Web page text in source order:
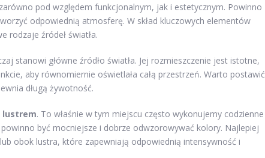
pod względem funkcjonalnym, jak i estetycznym. Powinno
odpowiednią atmosferę. W skład kluczowych elementów
rodzaje źródeł światła.
stanowi główne źródło światła. Jej rozmieszczenie jest istotne,
aby równomiernie oświetlała całą przestrzeń. Warto postawić
długą żywotność.
lustrem. To właśnie w tym miejscu często wykonujemy codzienne
być mocniejsze i dobrze odwzorowywać kolory. Najlepiej
obok lustra, które zapewniają odpowiednią intensywność i